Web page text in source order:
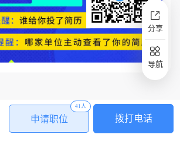
申请职位
41人
拨打电话
分享
导航